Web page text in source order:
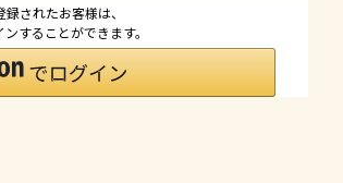
されたお客様は、
することができます。